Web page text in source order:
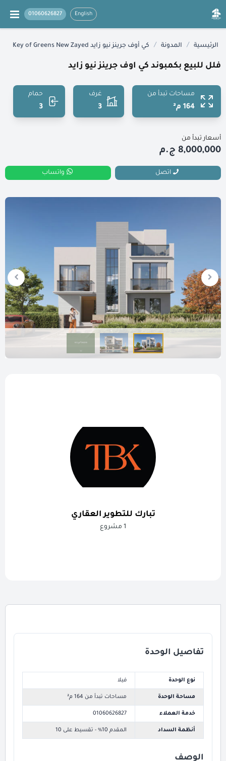
English
01060626827
الرئيسية / المدونة / كي أوف جرينز نيو زايد Key of Greens New Zayed
فلل للبيع بكمبوند كي اوف جرينز نيو زايد
مساحات تبدأ من
164 م²
غرف
3
حمام
3
أسعار تبدأ من
8,000,000 ج.م
اتصل واتساب
تبارك للتطوير العقاري
1 مشروع
تفاصيل الوحدة
نوع الوحدة فيلا
مساحة الوحدة مساحات تبدأ من 164 م²
خدمة العملاء 01060626827
أنظمة السداد المقدم 10% - تقسيط على 10
الوصف